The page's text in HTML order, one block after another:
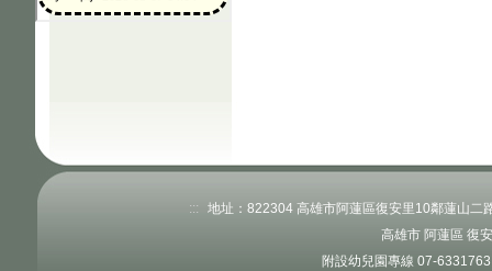
:::
地址：822304 高雄市阿蓮區復安里10鄰蓮山
高雄市 阿蓮區 復
附設幼兒園專線 07-